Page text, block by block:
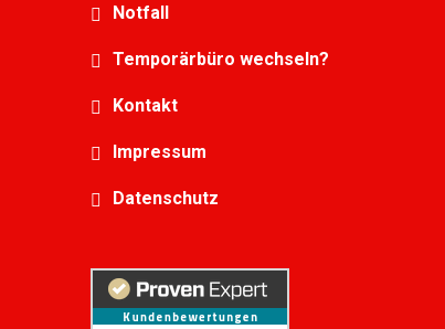
Notfall
Temporärbüro wechseln?
Kontakt
Impressum
Datenschutz